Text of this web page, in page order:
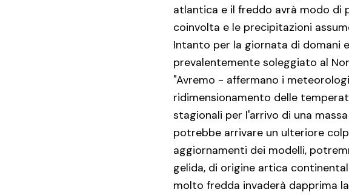
atlantica e il freddo avrà modo di
coinvolta e le precipitazioni
Intanto per la giornata di domani
prevalentemente soleggiato al
"Avremo - affermano i
ridimensionamento delle
stagionali per l'arrivo di una
potrebbe arrivare un ulteriore
aggiornamenti dei modelli,
gelida, di origine artica
molto fredda invaderà dapprima